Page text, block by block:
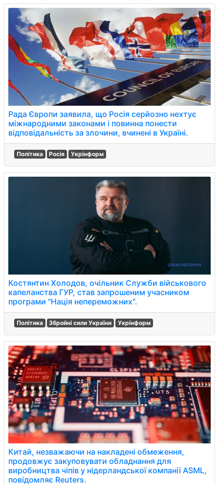
Рада Європи заявила, що Росія серйозно нехтує
міжнародними законами і повинна понести
відповідальність за злочини, вчинені в Україні.
Політика Росія Укрінформ
Костянтин Холодов, очільник Служби військового
капеланства ГУР, став запрошеним учасником
програми "Нація непереможних".
Політика Збройні сили України Укрінформ
Китай, незважаючи на накладені обмеження,
продовжує закуповувати обладнання для
виробництва чіпів у нідерландської компанії ASML,
повідомляє Reuters.